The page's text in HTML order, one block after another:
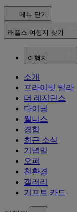
메뉴 닫기
래플스 여행지 찾기
여행지
소개
프라이빗 빌라
더 레지던스
다이닝
웰니스
경험
최근 소식
기념일
오퍼
친환경
갤러리
기프트 카드